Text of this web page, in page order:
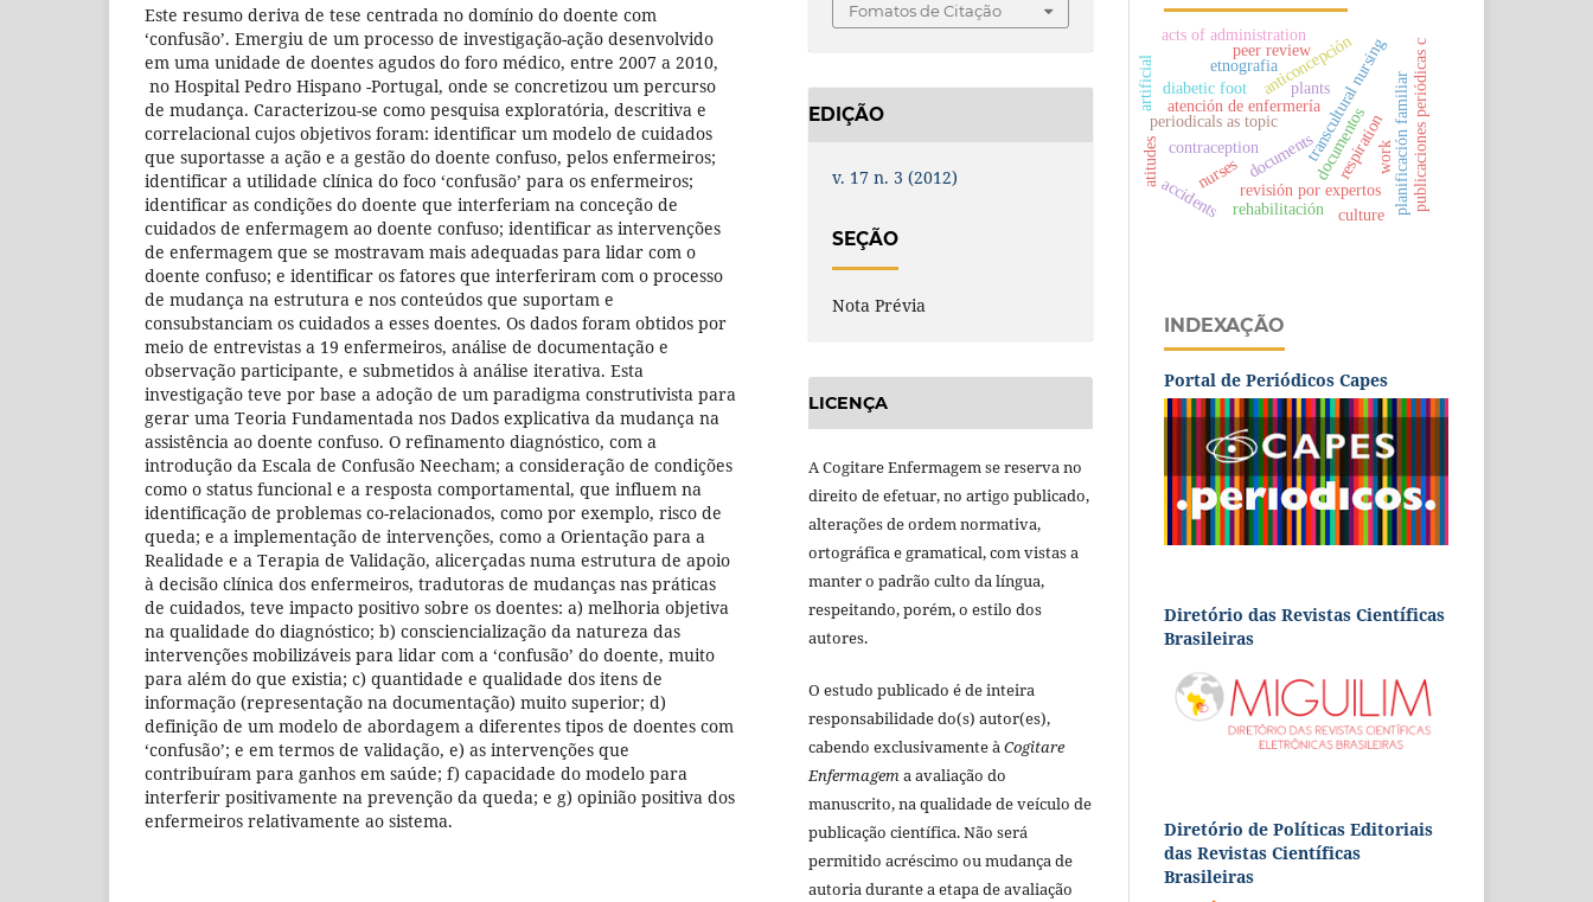
Este resumo deriva de tese centrada no domínio do doente com
‘confusão’. Emergiu de um processo de investigação-ação desenvolvido
em uma unidade de doentes agudos do foro médico, entre 2007 a 2010,
no Hospital Pedro Hispano -Portugal, onde se concretizou um percurso
de mudança. Caracterizou-se como pesquisa exploratória, descritiva e
correlacional cujos objetivos foram: identificar um modelo de cuidados
que suportasse a ação e a gestão do doente confuso, pelos enfermeiros;
identificar a utilidade clínica do foco ‘confusão’ para os enfermeiros;
identificar as condições do doente que interferiam na conceção de
cuidados de enfermagem ao doente confuso; identificar as intervenções
de enfermagem que se mostravam mais adequadas para lidar com o
doente confuso; e identificar os fatores que interferiram com o processo
de mudança na estrutura e nos conteúdos que suportam e
consubstanciam os cuidados a esses doentes. Os dados foram obtidos por
meio de entrevistas a 19 enfermeiros, análise de documentação e
observação participante, e submetidos à análise iterativa. Esta
investigação teve por base a adoção de um paradigma construtivista para
gerar uma Teoria Fundamentada nos Dados explicativa da mudança na
assistência ao doente confuso. O refinamento diagnóstico, com a
introdução da Escala de Confusão Neecham; a consideração de condições
como o status funcional e a resposta comportamental, que influem na
identificação de problemas co-relacionados, como por exemplo, risco de
queda; e a implementação de intervenções, como a Orientação para a
Realidade e a Terapia de Validação, alicerçadas numa estrutura de apoio
à decisão clínica dos enfermeiros, tradutoras de mudanças nas práticas
de cuidados, teve impacto positivo sobre os doentes: a) melhoria objetiva
na qualidade do diagnóstico; b) consciencialização da natureza das
intervenções mobilizáveis para lidar com a ‘confusão’ do doente, muito
para além do que existia; c) quantidade e qualidade dos itens de
informação (representação na documentação) muito superior; d)
definição de um modelo de abordagem a diferentes tipos de doentes com
‘confusão’; e em termos de validação, e) as intervenções que
contribuíram para ganhos em saúde; f) capacidade do modelo para
interferir positivamente na prevenção da queda; e g) opinião positiva dos
enfermeiros relativamente ao sistema.
Fomatos de Citação
EDIÇÃO
v. 17 n. 3 (2012)
SEÇÃO
Nota Prévia
LICENÇA
A Cogitare Enfermagem se reserva no
direito de efetuar, no artigo publicado,
alterações de ordem normativa,
ortográfica e gramatical, com vistas a
manter o padrão culto da língua,
respeitando, porém, o estilo dos
autores.
O estudo publicado é de inteira
responsabilidade do(s) autor(es),
cabendo exclusivamente àCogitare
Enfermagema avaliação do
manuscrito, na qualidade de veículo de
publicação científica. Não será
permitido acréscimo ou mudança de
autoria durante a etapa de avaliação
documentos
periodicals as topic
revisión por expertos publicaciones periódicas c
transcultural nursing
atención de enfermería
contraception planificación familiar
anticoncepción
peer review
documents
acts of administration
nurses
accidents
diabetic foot
respiration
rehabilitación
etnografia
atitudes
culture
plants
artificial
work
INDEXAÇÃO
Portal de Periódicos Capes
Diretório das Revistas Científicas
Brasileiras
Diretório de Políticas Editoriais
das Revistas Científicas
Brasileiras